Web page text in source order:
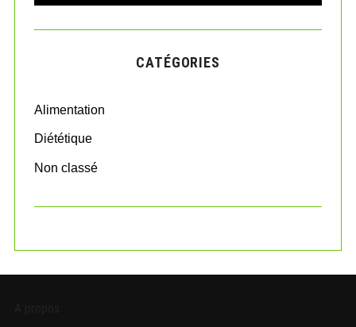
a
r
o
:
A
C
CATÉGORIES
Alimentation
Diététique
Non classé